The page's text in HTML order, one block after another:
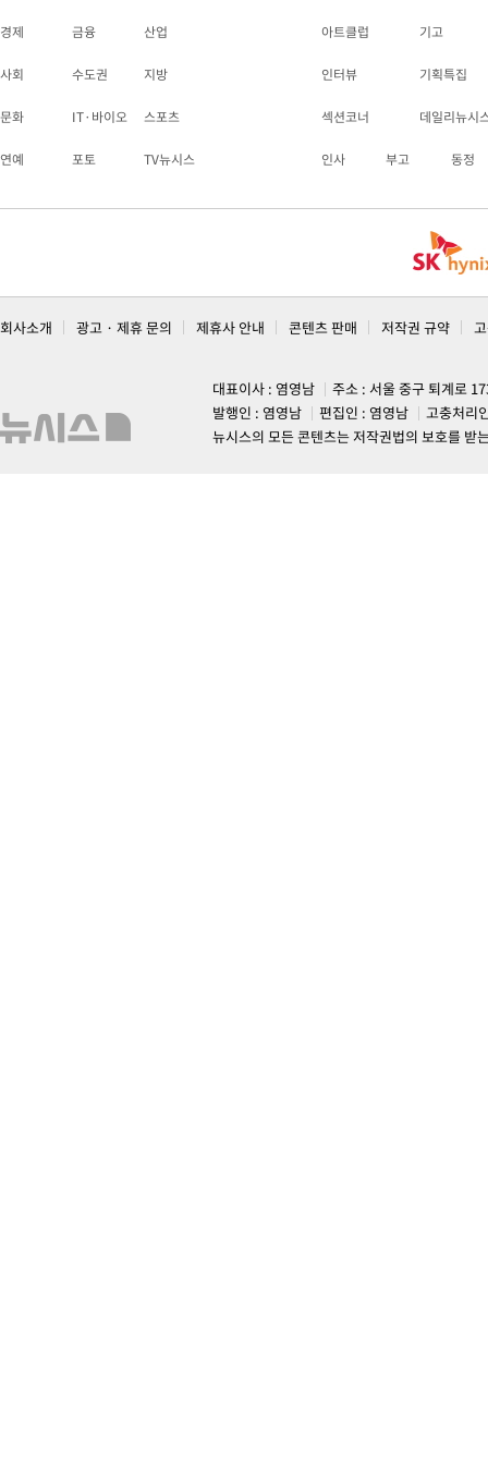
경제 금융 산업
사회 수도권 지방
문화 IT·바이오 스포츠
연예 포토 TV뉴시스
아트클럽 기고
인터뷰 기획특집
섹션코너 데일리뉴시
인사 부고 동정
회사소개 광고 · 제휴 문의 제휴사 안내 콘텐츠 판매 저작권 규약
대표이사 : 염영남
주소 : 서울 중구 퇴계로
발행인 : 염영남
편집인 : 염영남
고충처리
뉴시스의 모든 콘텐츠는 저작권법의 보호를